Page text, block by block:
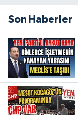
Son Haberler